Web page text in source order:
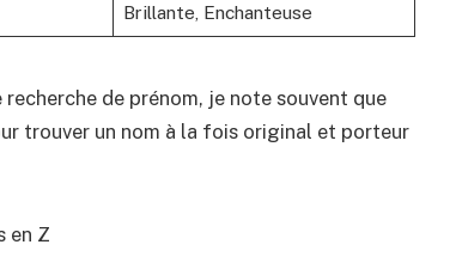
Brillante, Enchanteuse
de prénom, je note souvent que
trouver un nom à la fois original et porteur
en Z